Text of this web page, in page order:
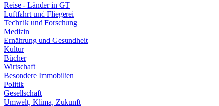
Reise - Länder in GT
Luftfahrt und Fliegerei
Technik und Forschung
Medizin
Ernährung und Gesundheit
Kultur
Bücher
Wirtschaft
Besondere Immobilien
Politik
Gesellschaft
Umwelt, Klima, Zukunft